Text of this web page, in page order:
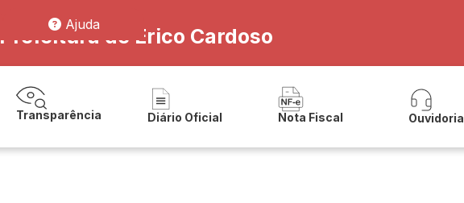
Ajuda
Prefeitura de Érico Cardoso
Transparência Diário Oficial Nota Fiscal Ouvidoria